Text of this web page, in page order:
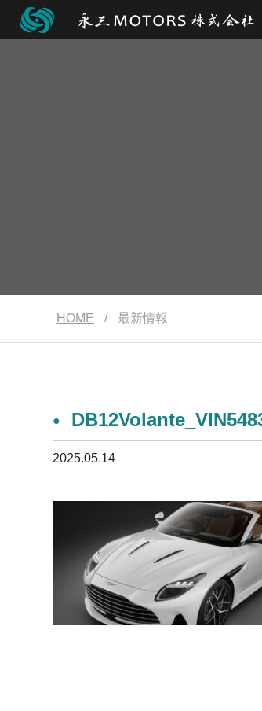
HOME / 最新情報
2025.05.14